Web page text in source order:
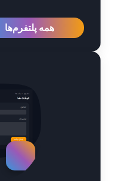
همه پلتفرم‌ها